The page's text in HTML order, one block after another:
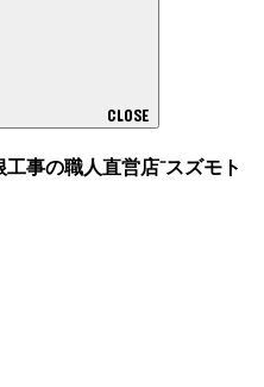
CLOSE
事の職人直営店⁻スズモト